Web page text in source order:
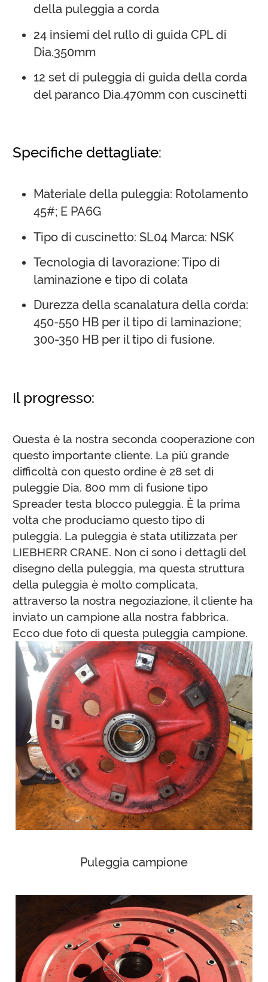
della puleggia a corda
24 insiemi del rullo di guida CPL di
Dia.350mm
12 set di puleggia di guida della corda
del paranco Dia.470mm con cuscinetti
Specifiche dettagliate:
Materiale della puleggia: Rotolamento
45#; E PA6G
Tipo di cuscinetto: SL04 Marca: NSK
Tecnologia di lavorazione: Tipo di
laminazione e tipo di colata
Durezza della scanalatura della corda:
450-550 HB per il tipo di laminazione;
300-350 HB per il tipo di fusione.
Il progresso:
Questa è la nostra seconda cooperazione con
questo importante cliente. La più grande
difficoltà con questo ordine è 28 set di
puleggie Dia. 800 mm di fusione tipo
Spreader testa blocco puleggia. È la prima
volta che produciamo questo tipo di
puleggia. La puleggia è stata utilizzata per
LIEBHERR CRANE. Non ci sono i dettagli del
disegno della puleggia, ma questa struttura
della puleggia è molto complicata,
attraverso la nostra negoziazione, il cliente ha
inviato un campione alla nostra fabbrica.
Ecco due foto di questa puleggia campione.
Puleggia campione